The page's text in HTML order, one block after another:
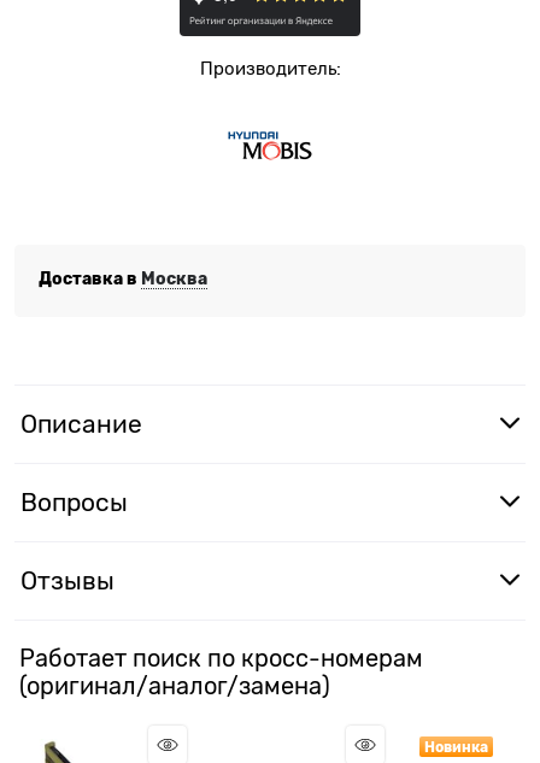
Производитель:
Доставка в Москва
Описание
Вопросы
Отзывы
Работает поиск по кросс-номерам
(оригинал/аналог/замена)
Новинка